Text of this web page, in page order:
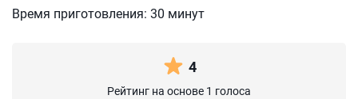
Время приготовления: 30 минут
4
Рейтинг на основе 1 голоса